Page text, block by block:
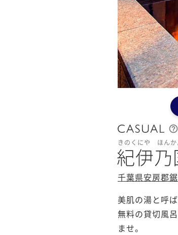
きのくにや ほんか
紀伊
千葉県安房郡
美肌の湯と呼
無料の貸切風
ませ。